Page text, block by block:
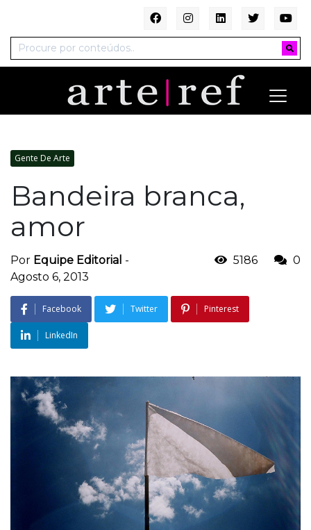
Gente De Arte
Bandeira branca,
amor
Por Equipe Editorial -
Agosto 6, 2013
5186 0
Facebook Twitter Pinterest
LinkedIn